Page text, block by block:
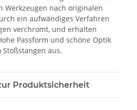
Werkzeugen nach originalen
ein aufwändiges Verfahren
verchromt, und erhalten
Passform und schöne Optik
aus.
Produktsicherheit